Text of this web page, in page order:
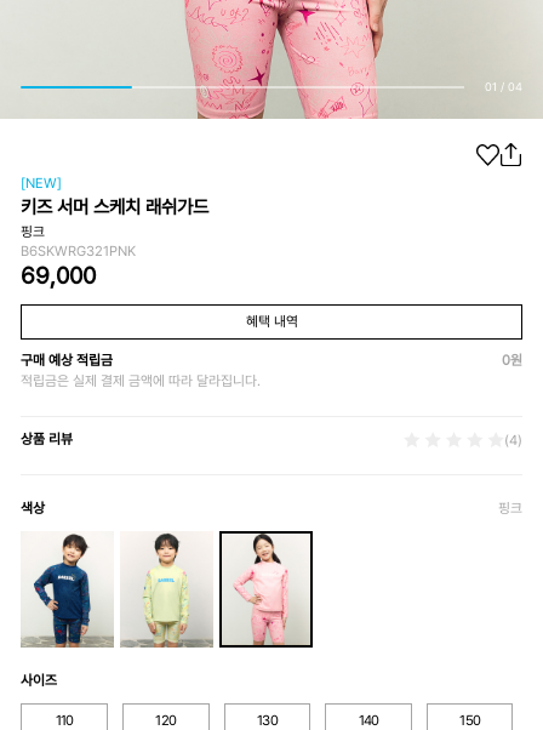
01 / 04
[NEW]
키즈 서머 스케치 래쉬가드
핑크
B6SKWRG321PNK
69,000
혜택 내역
구매 예상 적립금 0원
적립금은 실제 결제 금액에 따라 달라집니다.
상품 리뷰 (4)
색상 핑크
사이즈
110 120 130 140 150